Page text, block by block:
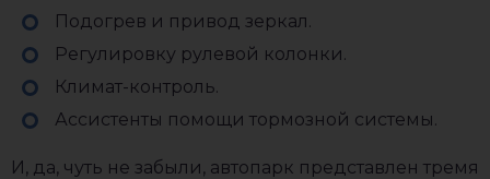
Подогрев и привод зеркал.
Регулировку рулевой колонки.
Климат-контроль.
Ассистенты помощи тормозной системы.
И, да, чуть не забыли, автопарк представлен тремя